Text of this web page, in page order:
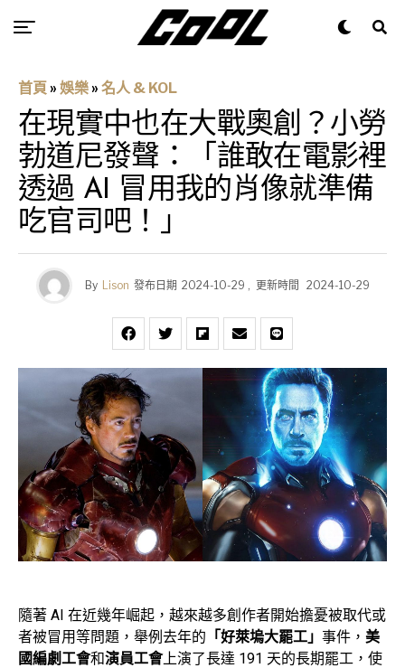
首頁 » 娛樂 » 名人 & KOL
在現實中也在大戰奧創？小勞
勃道尼發聲：「誰敢在電影裡
透過 AI 冒用我的肖像就準備
吃官司吧！」
By Lison 發布日期 2024-10-29 , 更新時間 2024-10-29
隨著 AI 在近幾年崛起，越來越多創作者開始擔憂被取代或
者被冒用等問題，舉例去年的 「好萊塢大罷工」 事件， 美
國編劇工會和演員工會上演了長達 191 天的長期罷工，使